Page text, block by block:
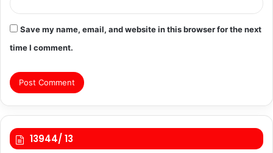
Save my name, email, and website in this browser for the next
time I comment.
13944/ 13